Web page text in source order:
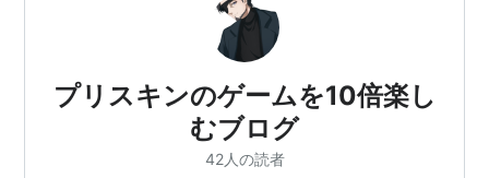
プリスキンのゲームを10倍楽し
むブログ
42人の読者